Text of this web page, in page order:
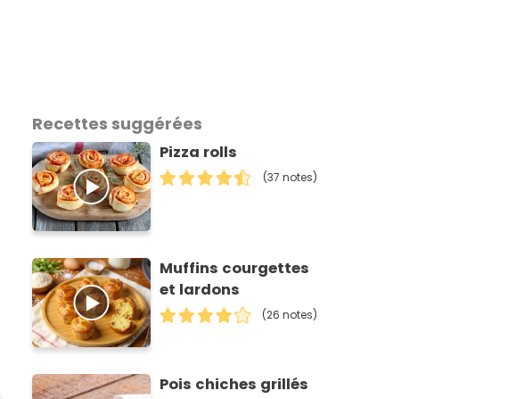
Recettes suggérées
Pizza rolls
(37 notes)
Muffins courgettes
et lardons
(26 notes)
Pois chiches grillés